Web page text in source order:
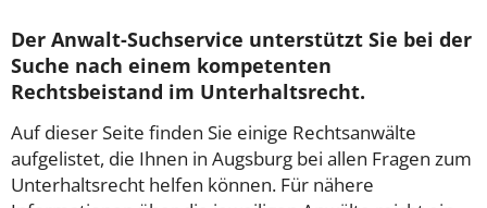
Der Anwalt-Suchservice unterstützt Sie bei der
Suche nach einem kompetenten
Rechtsbeistand im Unterhaltsrecht.
Auf dieser Seite finden Sie einige Rechtsanwälte
aufgelistet, die Ihnen in Augsburg bei allen Fragen zum
Unterhaltsrecht helfen können. Für nähere